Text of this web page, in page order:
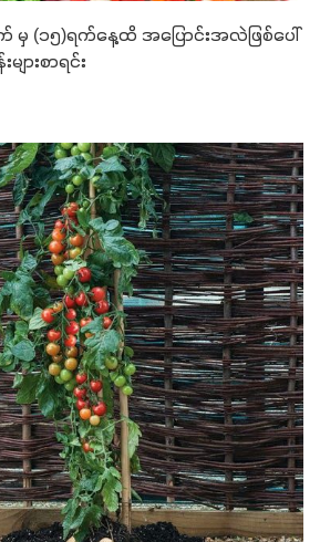
(၁၅)ရက်နေ့ထိ အပြောင်းအလဲဖြစ်ပေါ်
ျားစာရင်း